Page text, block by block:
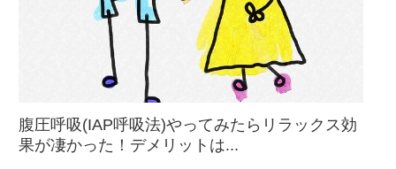
腹圧呼吸(IAP呼吸法)やってみたらリラックス効
果が凄かった！デメリットは...